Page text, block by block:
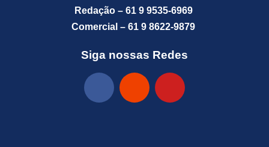
Redação – 61 9 9535-6969
Comercial – 61 9 8622-9879
Siga nossas Redes